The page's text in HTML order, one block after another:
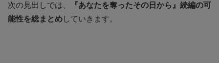
次の見出しでは、
『あなたを奪ったその日から』続編の可
能性を総まとめしていきます。